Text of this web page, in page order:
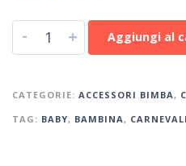
- + Aggiungi al
CATEGORIE: ACCESSORI BIMBA,
TAG: BABY, BAMBINA,